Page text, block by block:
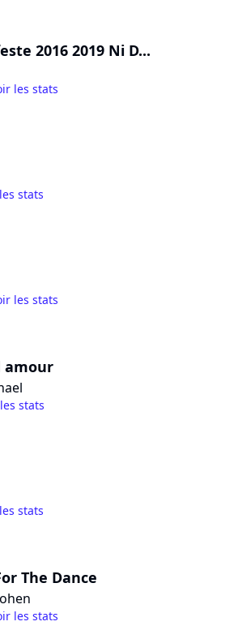
2016 2019 Ni D...
les stats
stats
les stats
amour
stats
stats
The Dance
les stats